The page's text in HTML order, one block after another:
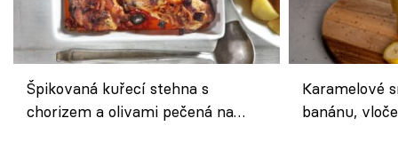
Špikovaná kuřecí stehna s
chorizem a olivami pečená na
Karamelové
banánu,